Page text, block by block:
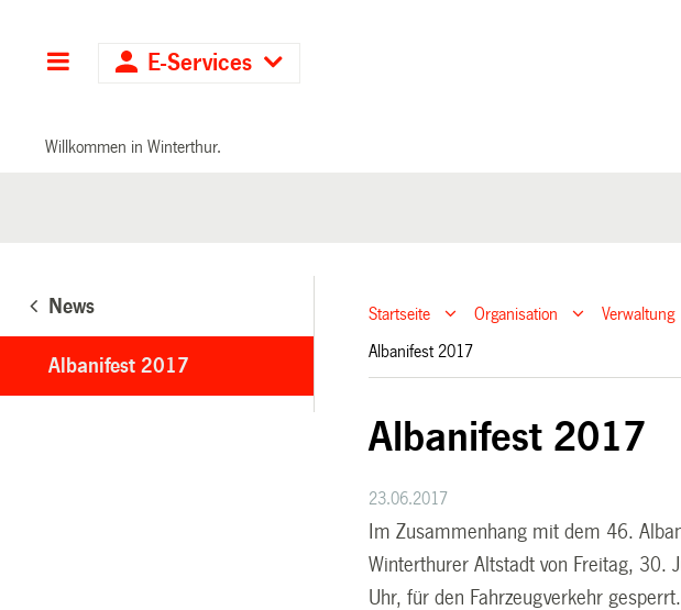
Hauptnavigation
E-Services
Willkommen in Winterthur.
News
Albanifest 2017
Startseite Organisation Verwaltung
Albanifest 2017
Albanifest 2017
23.06.2017
Im Zusammenhang mit dem 46.
Winterthurer Altstadt von Freitag, 30.
Uhr, für den Fahrzeugverkehr gesperrt.